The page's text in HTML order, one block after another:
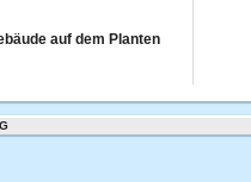
auf dem Planten